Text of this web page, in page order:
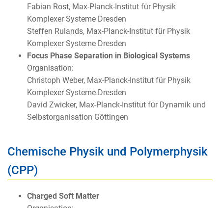
Fabian Rost, Max-Planck-Institut für Physik
Komplexer Systeme Dresden
Steffen Rulands, Max-Planck-Institut für Physik
Komplexer Systeme Dresden
Focus Phase Separation in Biological Systems
Organisation:
Christoph Weber, Max-Planck-Institut für Physik
Komplexer Systeme Dresden
David Zwicker, Max-Planck-Institut für Dynamik und
Selbstorganisation Göttingen
Chemische Physik und Polymerphysik
(CPP)
Charged Soft Matter